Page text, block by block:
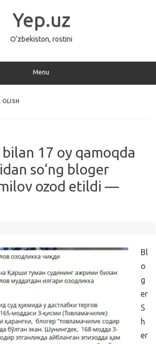
Yep.uz
O‘zbekiston, rostini
Menu
OLISH
17 oy qamoqda
so‘ng bloger
ozod etildi —
Bl
o
g
er
S
h
er